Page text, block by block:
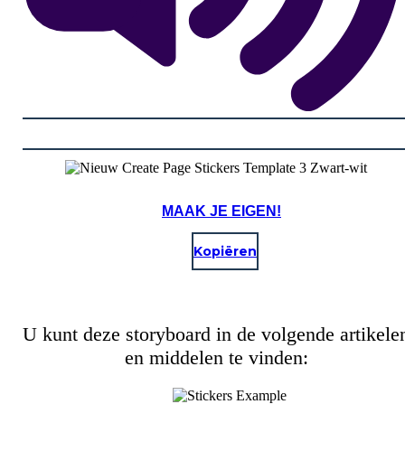
MAAK JE EIGEN!
Kopiëren
U kunt deze storyboard in de volgende
en middelen te vinden: